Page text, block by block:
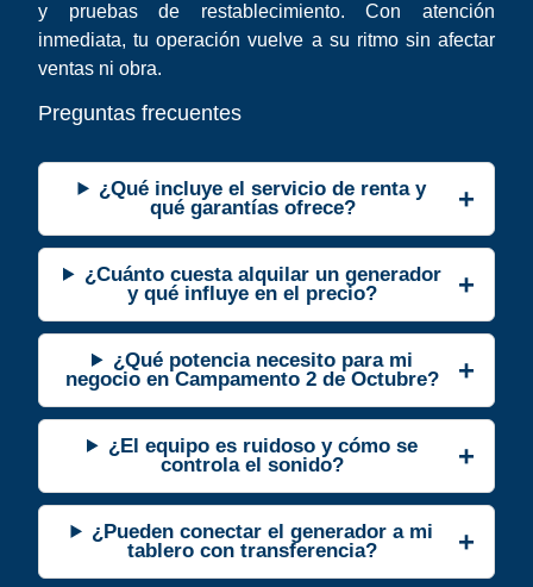
y pruebas de restablecimiento. Con atención
inmediata, tu operación vuelve a su ritmo sin afectar
ventas ni obra.
Preguntas frecuentes
¿Qué incluye el servicio de renta y
qué garantías ofrece?
¿Cuánto cuesta alquilar un generador
y qué influye en el precio?
¿Qué potencia necesito para mi
negocio en Campamento 2 de Octubre?
¿El equipo es ruidoso y cómo se
controla el sonido?
¿Pueden conectar el generador a mi
tablero con transferencia?